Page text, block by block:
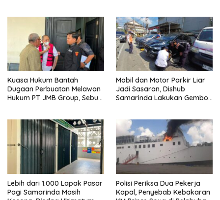
Kuasa Hukum Bantah
Dugaan Perbuatan Melawan
Hukum PT JMB Group, Sebut
Mobil dan Motor Parkir Liar
Jadi Sasaran, Dishub
Samarinda Lakukan Gembok
Lebih dari 1.000 Lapak Pasar
Pagi Samarinda Masih
Polisi Periksa Dua Pekerja
Kapal, Penyebab Kebakaran